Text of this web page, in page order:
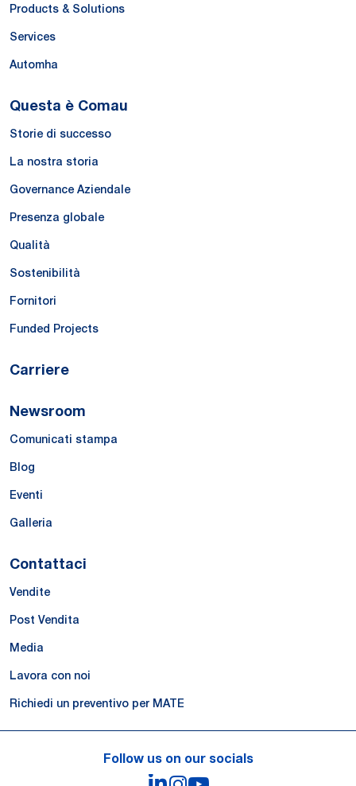
Products & Solutions
Services
Automha
Questa è Comau
Storie di successo
La nostra storia
Governance Aziendale
Presenza globale
Qualità
Sostenibilità
Fornitori
Funded Projects
Carriere
Newsroom
Comunicati stampa
Blog
Eventi
Galleria
Contattaci
Vendite
Post Vendita
Media
Lavora con noi
Richiedi un preventivo per MATE
Follow us on our socials